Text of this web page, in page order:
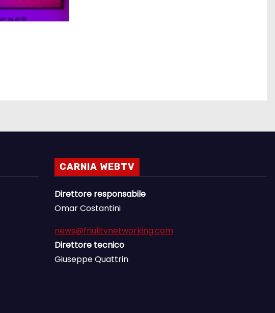
CARNIA WEBTV
Direttore responsabile
Omar Costantini
news@friulitvnetworking.com
Direttore tecnico
Giuseppe Quattrin